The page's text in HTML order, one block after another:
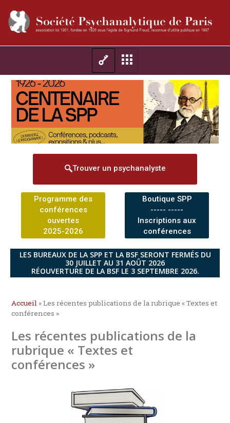
Trouver un psychanalyste
Programme des
conférences
ouvertes
2025-2026
Boutique SPP
----- -----
Inscriptions aux
conférences
LES BUREAUX DE LA SPP ET LA BSF SERONT FERMÉS DU
30 JUILLET AU 31 AOÛT 2026
RÉOUVERTURE DE LA BSF LE 3 SEPTEMBRE 2026.
Accueil »Les récentes publications de la rubrique « Textes et
conférences »
Les récentes publications de la
rubrique « Textes et
conférences »